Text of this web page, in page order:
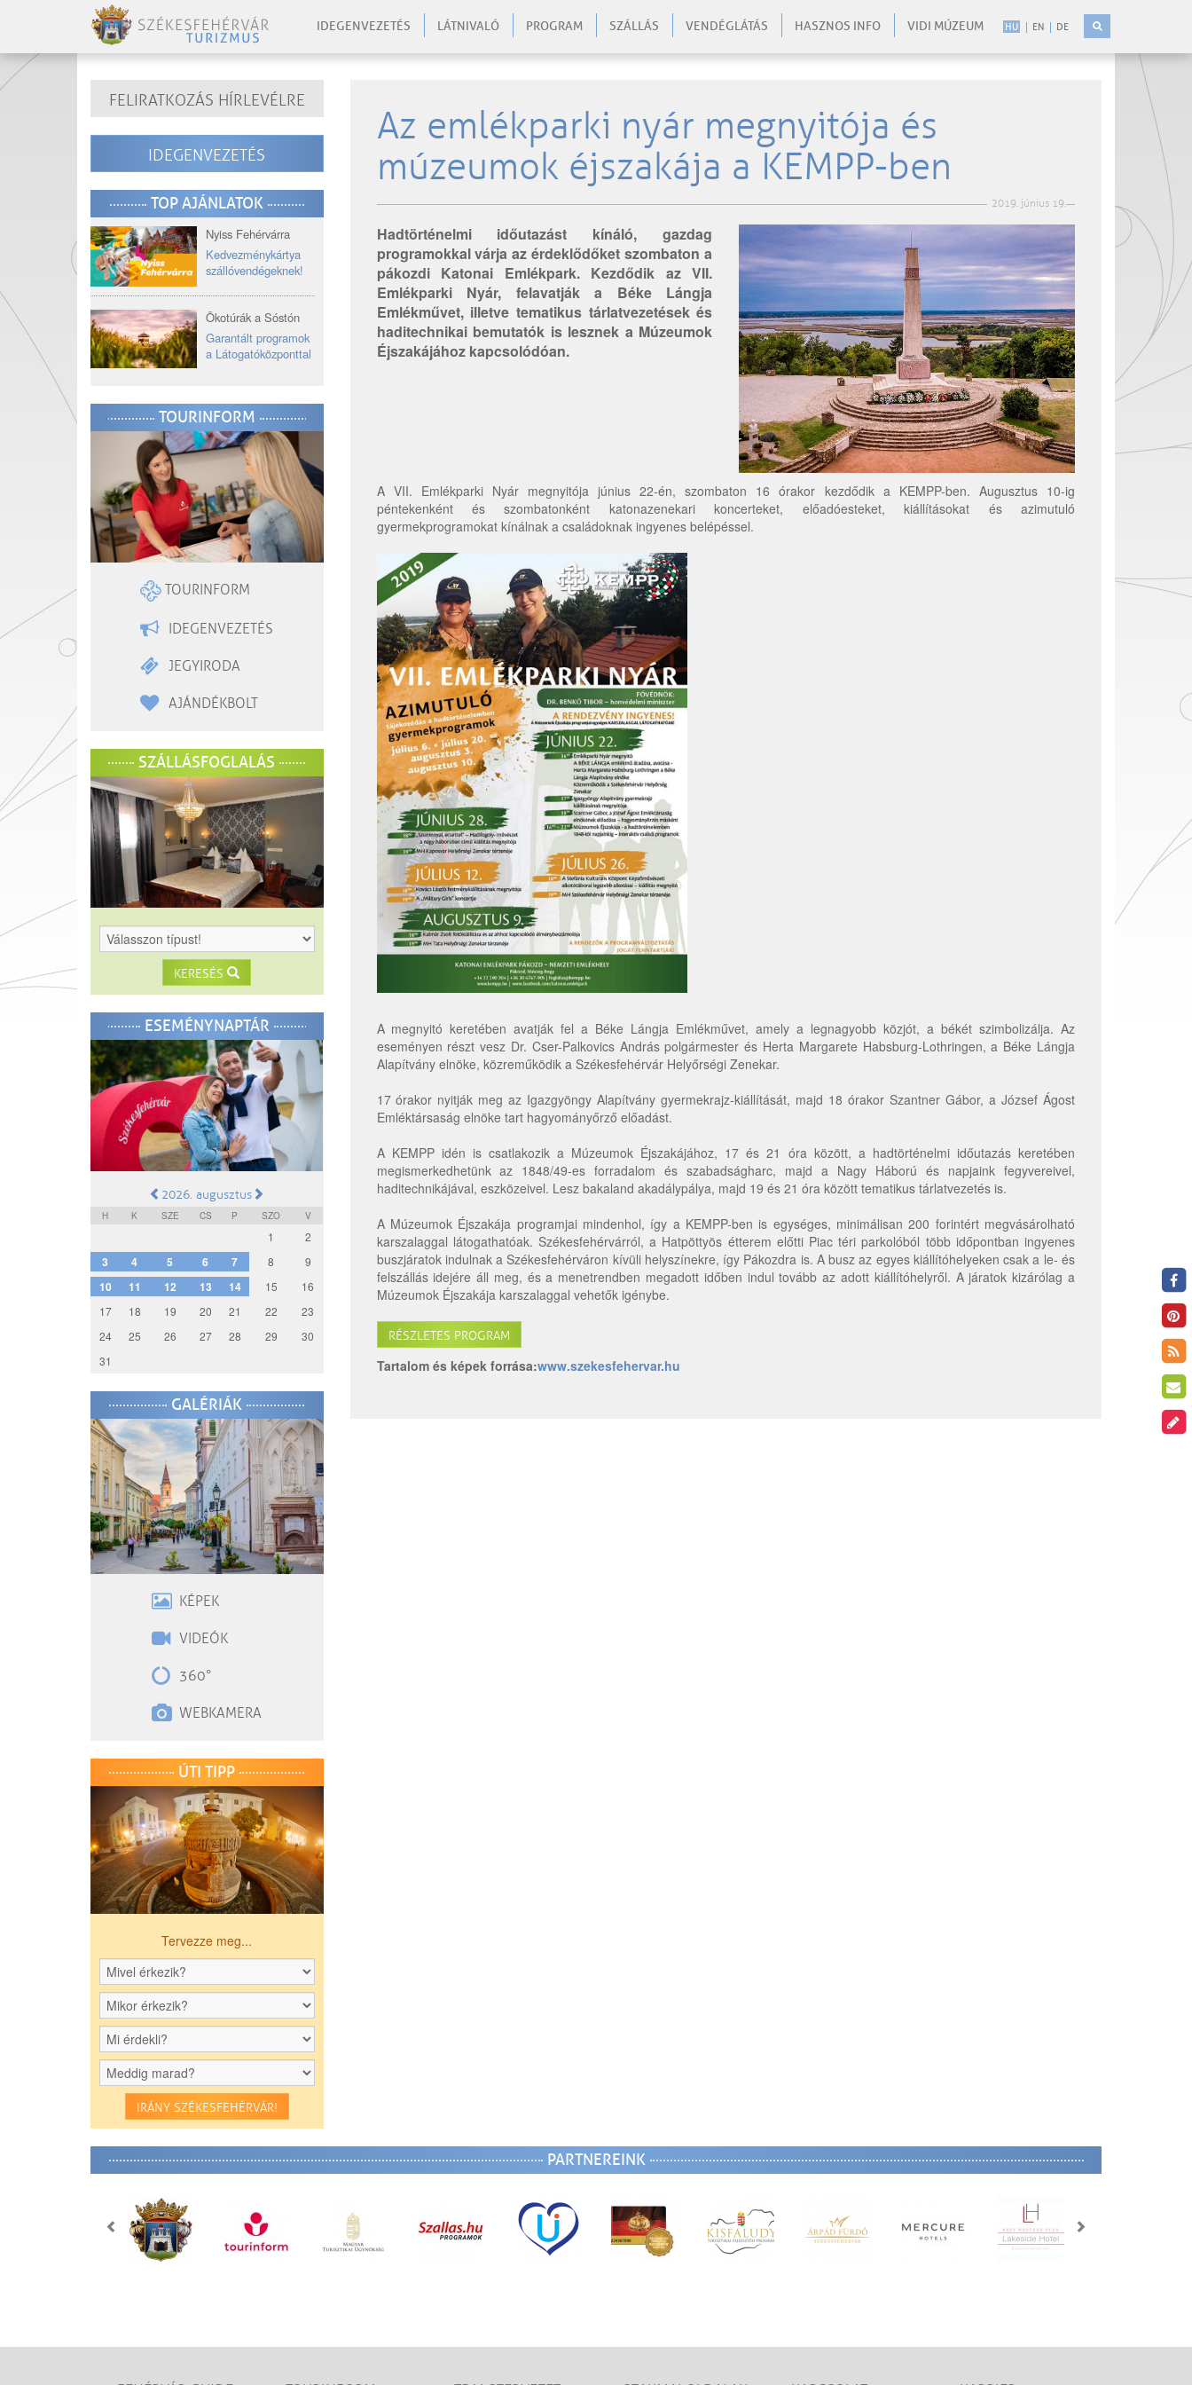
HU EN DE
IDEGENVEZETÉS LÁTNIVALÓ PROGRAM SZÁLLÁS VENDÉGLÁTÁS HASZNOS INFO VIDI MÚZEUM
Az emlékparki nyár megnyitója és
múzeumok éjszakája a KEMPP-ben
2019. június 19.
Hadtörténelmi időutazást kínáló, gazdag
programokkal várja az érdeklődőket szombaton a
pákozdi Katonai Emlékpark. Kezdődik az VII.
Emlékparki Nyár, felavatják a Béke Lángja
Emlékművet, illetve tematikus tárlatvezetések és
haditechnikai bemutatók is lesznek a Múzeumok
Éjszakájához kapcsolódóan.
A VII. Emlékparki Nyár megnyitója június 22-én, szombaton 16 órakor kezdődik a KEMPP-ben. Augusztus 10-ig
péntekenként és szombatonként katonazenekari koncerteket, előadóesteket, kiállításokat és azimutuló
gyermekprogramokat kínálnak a családoknak ingyenes belépéssel.
A megnyitó keretében avatják fel a Béke Lángja Emlékművet, amely a legnagyobb közjót, a békét szimbolizálja. Az
eseményen részt vesz Dr. Cser-Palkovics András polgármester és Herta Margarete Habsburg-Lothringen, a Béke Lángja
Alapítvány elnöke, közreműködik a Székesfehérvár Helyőrségi Zenekar.
17 órakor nyitják meg az Igazgyöngy Alapítvány gyermekrajz-kiállítását, majd 18 órakor Szantner Gábor, a József Ágost
Emléktársaság elnöke tart hagyományőrző előadást.
A KEMPP idén is csatlakozik a Múzeumok Éjszakájához, 17 és 21 óra között, a hadtörténelmi időutazás keretében
megismerkedhetünk az 1848/49-es forradalom és szabadságharc, majd a Nagy Háború és napjaink fegyvereivel,
haditechnikájával, eszközeivel. Lesz bakaland akadálypálya, majd 19 és 21 óra között tematikus tárlatvezetés is.
A Múzeumok Éjszakája programjai mindenhol, így a KEMPP-ben is egységes, minimálisan 200 forintért megvásárolható
karszalaggal látogathatóak. Székesfehérvárról, a Hatpöttyös étterem előtti Piac téri parkolóból több időpontban ingyenes
buszjáratok indulnak a Székesfehérváron kívüli helyszínekre, így Pákozdra is. A busz az egyes kiállítóhelyeken csak a le- és
felszállás idejére áll meg, és a menetrendben megadott időben indul tovább az adott kiállítóhelyről. A járatok kizárólag a
Múzeumok Éjszakája karszalaggal vehetők igénybe.
RÉSZLETES PROGRAM
Tartalom és képek forrása:www.szekesfehervar.hu
FELIRATKOZÁS HÍRLEVÉLRE
IDEGENVEZETÉS
TOP AJÁNLATOK
Nyiss Fehérvárra
Kedvezménykártya
szállóvendégeknek!
Ökotúrák a Sóstón
Garantált programok
a Látogatóközponttal
TOURINFORM
TOURINFORM
IDEGENVEZETÉS
JEGYIRODA
AJÁNDÉKBOLT
SZÁLLÁSFOGLALÁS
KERESÉS
ESEMÉNYNAPTÁR
2026. augusztus
H K SZE CS P SZO V
1 2
3 4 5 6 7 8 9
10 11 12 13 14 15
16
17
18 19 20 21 22
23
24
25 26 27 28 29
30
31
GALÉRIÁK
KÉPEK
VIDEÓK
360°
WEBKAMERA
ÚTI TIPP
Tervezze meg...
IRÁNY SZÉKESFEHÉRVÁR!
PARTNEREINK